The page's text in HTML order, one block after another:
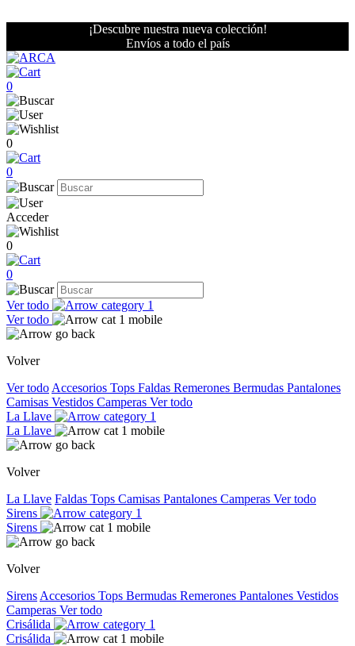
¡Descubre nuestra nueva colección!
Envíos a todo el país
0
0
0
Acceder
0
0
Ver todo
Ver todo
Volver
Ver todo Accesorios Tops Faldas Remerones Bermudas Pantalones
Camisas Vestidos Camperas Ver todo
La Llave
La Llave
Volver
La Llave Faldas Tops Camisas Pantalones Camperas Ver todo
Sirens
Sirens
Volver
Sirens Accesorios Tops Bermudas Remerones Pantalones Vestidos
Camperas Ver todo
Crisálida
Crisálida